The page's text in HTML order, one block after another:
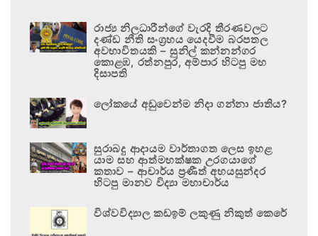
රාජ්‍ය නිලධාරීන්ගේ වැරදි තීරණවලට
දණ්ඩ නීති සංග්‍රහය යෙදවීම බරපතල
අවභාවිතයකි – සුනිල් කන්නන්ගර
කොළඹ, රත්නපුර, අම්පාර හිටපු මහ
දිසාපති
ලෝකයේ අඩුවෙන්ම නිදා ගන්නා ජාතිය?
සුරාබදු ආදායම වාර්තාගත ලෙස ඉහළ
යාම සහ ආත්මභක්ෂක උරගයාගේ
කතාව – ආචාර්ය ප්‍රණීත් අභයසුන්දර
හිටපු මානව විද්‍යා මහාචාර්ය
විශ්වවිද්‍යාල කඩඉම් ලකුණු නිකුත් කෙරේ